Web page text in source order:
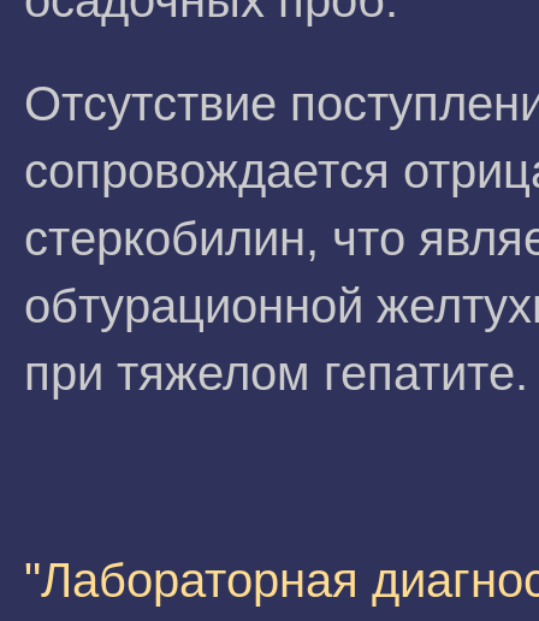
Отсутствие
сопровождается
стеркобилин, что
обтурационной
при тяжелом гепатите.
"Лабораторная